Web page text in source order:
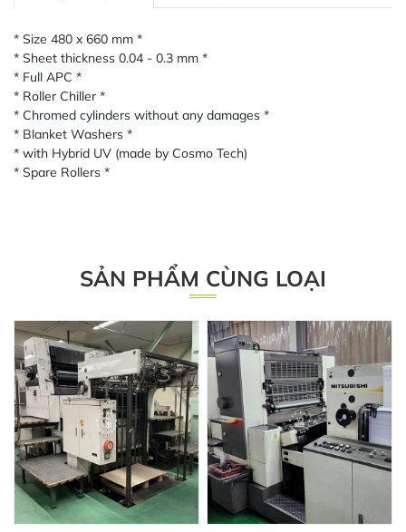
* Size 480 x 660 mm *
* Sheet thickness 0.04 - 0.3 mm *
* Full APC *
* Roller Chiller *
* Chromed cylinders without any damages *
* Blanket Washers *
* with Hybrid UV (made by Cosmo Tech)
* Spare Rollers *
SẢN PHẨM CÙNG LOẠI